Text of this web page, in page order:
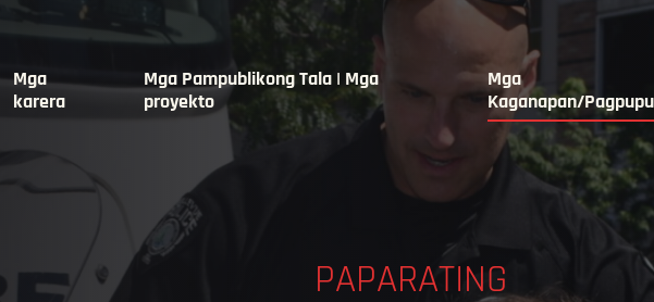
Mga
karera
Mga Pampublikong Tala | Mga
proyekto
Mga
Kaganapan/
PAPARATING